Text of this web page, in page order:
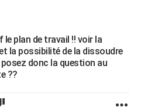
le plan de travail !! voir la
la possibilité de la dissoudre
donc la question au
??